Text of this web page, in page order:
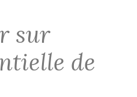
sur
de